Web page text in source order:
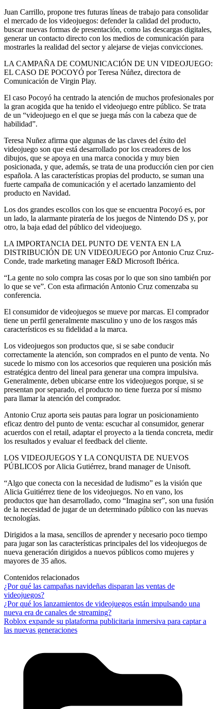
Juan Carrillo, propone tres futuras líneas de trabajo para consolidar
el mercado de los videojuegos: defender la calidad del producto,
buscar nuevas formas de presentación, como las descargas digitales,
generar un contacto directo con los medios de comunicación para
mostrarles la realidad del sector y alejarse de viejas convicciones.
LA CAMPAÑA DE COMUNICACIÓN DE UN VIDEOJUEGO:
EL CASO DE POCOYÓ por Teresa Núñez, directora de
Comunicación de Virgin Play.
El caso Pocoyó ha centrado la atención de muchos profesionales por
la gran acogida que ha tenido el videojuego entre público. Se trata
de un “videojuego en el que se juega más con la cabeza que de
habilidad”.
Teresa Nuñez afirma que algunas de las claves del éxito del
videojuego son que está desarrollado por los creadores de los
dibujos, que se apoya en una marca conocida y muy bien
posicionada, y que, además, se trata de una producción cien por cien
española. A las características propias del producto, se suman una
fuerte campaña de comunicación y el acertado lanzamiento del
producto en Navidad.
Los dos grandes escollos con los que se encuentra Pocoyó es, por
un lado, la alarmante piratería de los juegos de Nintendo DS y, por
otro, la baja edad del público del videojuego.
LA IMPORTANCIA DEL PUNTO DE VENTA EN LA
DISTRIBUCIÓN DE UN VIDEOJUEGO por Antonio Cruz Cruz-
Conde, trade marketing manager E&D Microsoft Ibérica.
“La gente no solo compra las cosas por lo que son sino también por
lo que se ve”. Con esta afirmación Antonio Cruz comenzaba su
conferencia.
El consumidor de videojuegos se mueve por marcas. El comprador
tiene un perfil generalmente masculino y uno de los rasgos más
característicos es su fidelidad a la marca.
Los videojuegos son productos que, si se sabe conducir
correctamente la atención, son comprados en el punto de venta. No
sucede lo mismo con los accesorios que requieren una posición más
estratégica dentro del lineal para generar una compra impulsiva.
Generalmente, deben ubicarse entre los videojuegos porque, si se
presentan por separado, el producto no tiene fuerza por sí mismo
para llamar la atención del comprador.
Antonio Cruz aporta seis pautas para lograr un posicionamiento
eficaz dentro del punto de venta: escuchar al consumidor, generar
acuerdos con el retail, adaptar el proyecto a la tienda concreta, medir
los resultados y evaluar el feedback del cliente.
LOS VIDEOJUEGOS Y LA CONQUISTA DE NUEVOS
PÚBLICOS por Alicia Gutiérrez, brand manager de Unisoft.
“Algo que conecta con la necesidad de ludismo” es la visión que
Alicia Guitiérrez tiene de los videojuegos. No en vano, los
productos que han desarrollado, como “Imagina ser”, son una fusión
de la necesidad de jugar de un determinado público con las nuevas
tecnologías.
Dirigidos a la masa, sencillos de aprender y necesario poco tiempo
para jugar son las características principales del los videojuegos de
nueva generación dirigidos a nuevos públicos como mujeres y
mayores de 35 años.
Contenidos relacionados
¿Por qué las campañas navideñas disparan las ventas de
videojuegos?
¿Por qué los lanzamientos de videojuegos están impulsando una
nueva era de canales de streaming?
Roblox expande su plataforma publicitaria inmersiva para captar a
las nuevas generaciones